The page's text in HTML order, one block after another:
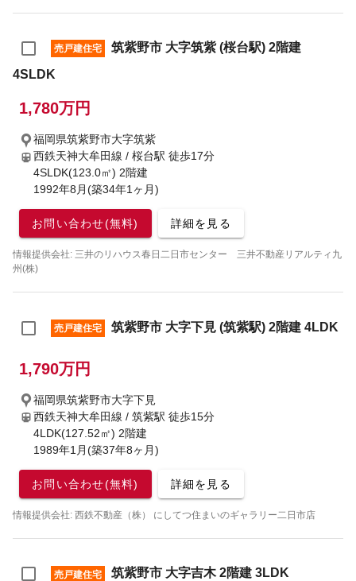
売戸建住宅
筑紫野市 大字筑紫 (桜台駅) 2階建
4SLDK
1,780万円
福岡県筑紫野市大字筑紫
西鉄天神大牟田線 / 桜台駅 徒歩17分
4SLDK(123.0㎡) 2階建
1992年8月(築34年1ヶ月)
お問い合わせ(無料) 詳細を見る
情報提供会社: 三井のリハウス春日二日市センター 三井不動産リアルティ九
州(株)
売戸建住宅 筑紫野市 大字下見 (筑紫駅) 2階建 4LDK
1,790万円
福岡県筑紫野市大字下見
西鉄天神大牟田線 / 筑紫駅 徒歩15分
4LDK(127.52㎡) 2階建
1989年1月(築37年8ヶ月)
お問い合わせ(無料) 詳細を見る
情報提供会社: 西鉄不動産（株） にしてつ住まいのギャラリー二日市店
売戸建住宅 筑紫野市 大字吉木 2階建 3LDK